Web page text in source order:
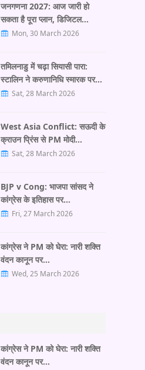
जनगणना 2027: आज जारी हो
सकता है पूरा प्लान, डिजिटल…
Mon, 30 March 2026
तमिलनाडु में चढ़ा सियासी पारा:
स्टालिन ने करुणानिधि स्मारक पर…
Sat, 28 March 2026
West Asia Conflict: सऊदी के
क्राउन प्रिंस से PM मोदी…
Sat, 28 March 2026
BJP v Cong: भाजपा सांसद ने
कांग्रेस के इतिहास पर…
Fri, 27 March 2026
कांग्रेस ने PM को घेरा: नारी शक्ति
वंदन कानून पर…
Wed, 25 March 2026
कांग्रेस ने PM को घेरा: नारी शक्ति
वंदन कानून पर…